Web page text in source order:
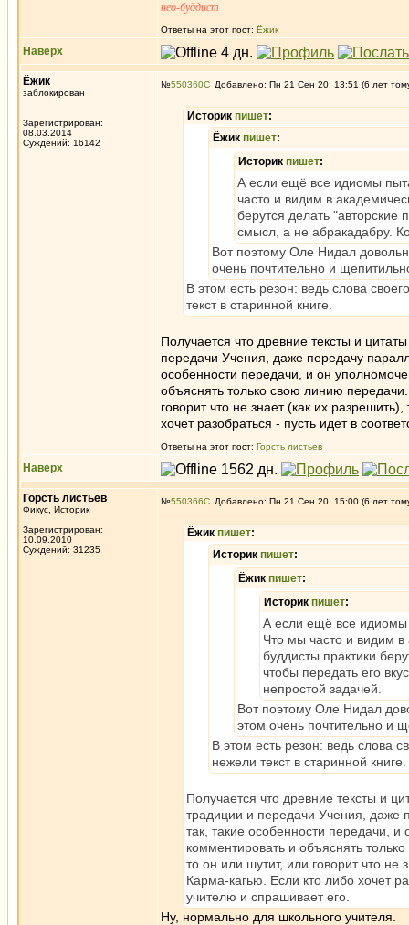
нео-буддист
Ответы на этот пост: Ёжик
Наверх
Ёжик
заблокирован
Зарегистрирован:
08.03.2014
Суждений: 16142
№550360 Добавлено: Пн 21 Сен 20, 13:51 (6 лет
Историк пишет:
Ёжик пишет:
Историк пишет:
А если ещё все идиомы
часто и видим в
берутся делать "авторские
смысл, а не абракадабру.
Вот поэтому Оле Нидал
очень почтительно и
В этом есть резон: ведь слова
текст в старинной книге.
Получается что древние тексты и
передачи Учения, даже передачу
особенности передачи, и он
объяснять только свою линию
говорит что не знает (как их
хочет разобраться - пусть идет в
Ответы на этот пост: Горсть листьев
Наверх
Горсть листьев
Фикус, Историк
Зарегистрирован:
10.09.2010
Суждений: 31235
№550366 Добавлено: Пн 21 Сен 20, 15:00 (6 лет
Ёжик пишет:
Историк пишет:
Ёжик пишет:
Историк пишет:
А если ещё все идиомы
Что мы часто и видим
буддисты практики
чтобы передать его
непростой задачей.
Вот поэтому Оле Нидал
этом очень почтительно и
В этом есть резон: ведь слова
нежели текст в старинной книге.
Получается что древние тексты и
традиции и передачи Учения, даже
так, такие особенности передачи,
комментировать и объяснять
то он или шутит, или говорит что не
Карма-кагью. Если кто либо хочет
учителю и спрашивает его.
Ну, нормально для школьного учителя.